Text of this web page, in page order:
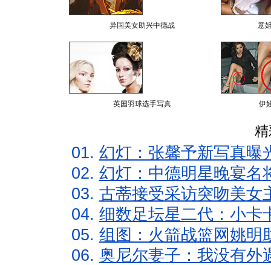
异国美女助兴中德战 意
英国羽球选手写真 伊
01. 幻灯：张馨予新写真曝
02. 幻灯：中德明星晚宴名
03. 古蒂接受采访突吻美女
04. 细数足坛星二代：小卡
05. 组图：火箭战篮网姚明
06. 奥尼尔妻子：我没有外